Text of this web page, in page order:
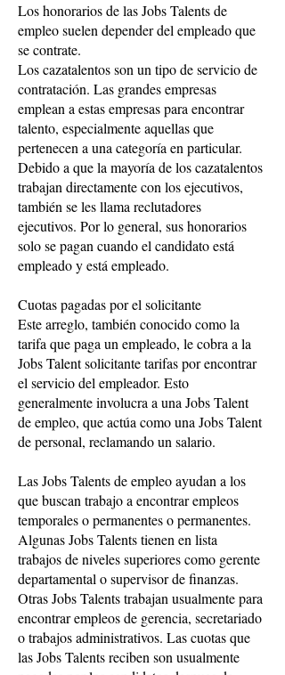
Los honorarios de las Jobs Talents de
empleo suelen depender del empleado que
se contrate.
Los cazatalentos son un tipo de servicio de
contratación. Las grandes empresas
emplean a estas empresas para encontrar
talento, especialmente aquellas que
pertenecen a una categoría en particular.
Debido a que la mayoría de los cazatalentos
trabajan directamente con los ejecutivos,
también se les llama reclutadores
ejecutivos. Por lo general, sus honorarios
solo se pagan cuando el candidato está
empleado y está empleado.
Cuotas pagadas por el solicitante
Este arreglo, también conocido como la
tarifa que paga un empleado, le cobra a la
Jobs Talent solicitante tarifas por encontrar
el servicio del empleador. Esto
generalmente involucra a una Jobs Talent
de empleo, que actúa como una Jobs Talent
de personal, reclamando un salario.
Las Jobs Talents de empleo ayudan a los
que buscan trabajo a encontrar empleos
temporales o permanentes o permanentes.
Algunas Jobs Talents tienen en lista
trabajos de niveles superiores como gerente
departamental o supervisor de finanzas.
Otras Jobs Talents trabajan usualmente para
encontrar empleos de gerencia, secretariado
o trabajos administrativos. Las cuotas que
las Jobs Talents reciben son usualmente